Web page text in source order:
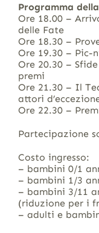
Programma
Ore 18.00 –
delle Fate
Ore 18.30 –
Ore 19.30 – Pic-
Ore 20.30 –
premi
Ore 21.30 – Il
attori
Ore 22.30 –
Partecipazione
Costo ingresso:
– bambini 0/1
– bambini 1/3
– bambini 3/11
(riduzione per i
– adulti e